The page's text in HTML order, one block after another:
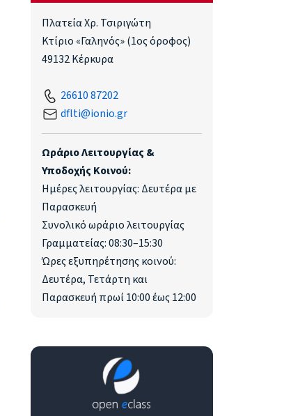
Πλατεία Χρ. Τσιριγώτη
Κτίριο «Γαληνός» (1ος όροφος)
49132 Κέρκυρα
26610 87202
dflti@ionio.gr
Ωράριο Λειτουργίας &
Υποδοχής Κοινού:
Ημέρες λειτουργίας: Δευτέρα με
Παρασκευή
Συνολικό ωράριο λειτουργίας
Γραμματείας: 08:30–15:30
Ώρες εξυπηρέτησης κοινού:
Δευτέρα, Τετάρτη και
Παρασκευή πρωί 10:00 έως 12:00